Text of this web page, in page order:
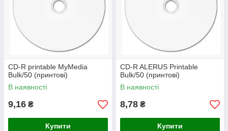
CD-R printable MyMedia
Bulk/50 (принтові)
В наявності
9,16 ₴
Купити
CD-R ALERUS Printable
Bulk/50 (принтові)
В наявності
8,78 ₴
Купити